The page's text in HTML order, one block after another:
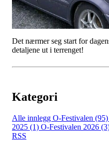
Det nærmer seg start for
detaljene ut i terrenget!
Kategori
Alle innlegg O-Festivalen (95)
2025 (1) O-Festivalen 2026
RSS